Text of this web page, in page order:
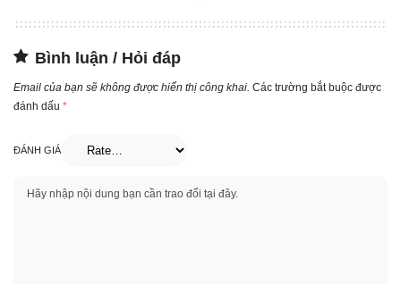
Bình luận / Hỏi đáp
Email của bạn sẽ không được hiển thị công khai. Các trường bắt buộc được
đánh dấu *
ĐÁNH GIÁ